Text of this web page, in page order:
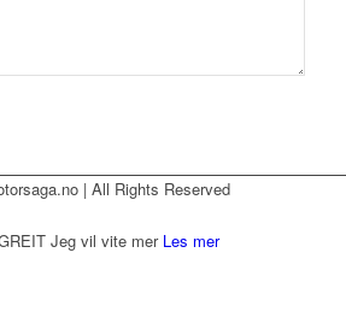
| All Rights Reserved
Jeg vil vite mer Les mer